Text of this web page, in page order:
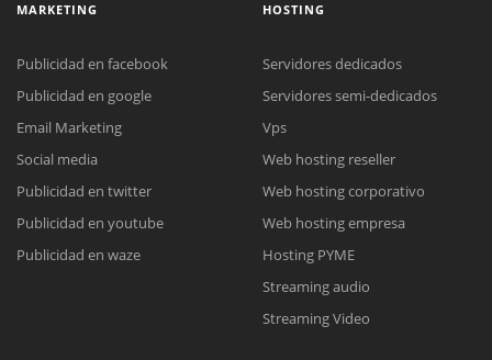
Reunión online
Nuestros ejecutivos le enviarán un correo electrónico con el enlace a
Meet para la reunión online.
Cotización
Todos nuestros ejecutivos están fuera de línea. Complete el formulario
MARKETING
Publicidad en facebook
Publicidad en google
Email Marketing
Social media
Publicidad en twitter
Publicidad en youtube
Publicidad en waze
HOSTING
Servidores dedicados
Servidores semi-dedicados
Vps
Web hosting reseller
Web hosting corporativo
Web hosting empresa
Hosting PYME
Streaming audio
Streaming Video